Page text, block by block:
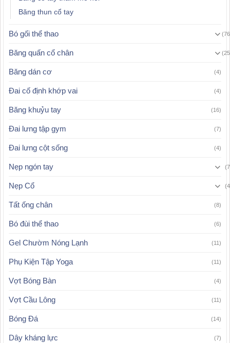
Băng thun cổ tay
Bó gối thể thao
Băng quấn cổ chân
Băng dán cơ (4)
Đai cố định khớp vai (4)
Băng khuỷu tay (16)
Đai lưng tập gym (7)
Đai lưng cột sống (4)
Nẹp ngón tay
Nẹp Cổ
Tất ống chân (8)
Bó đùi thể thao (6)
Gel Chườm Nóng Lạnh (11)
Phụ Kiện Tập Yoga (11)
Vợt Bóng Bàn (4)
Vợt Cầu Lông (11)
Bóng Đá (14)
Dây kháng lực (7)